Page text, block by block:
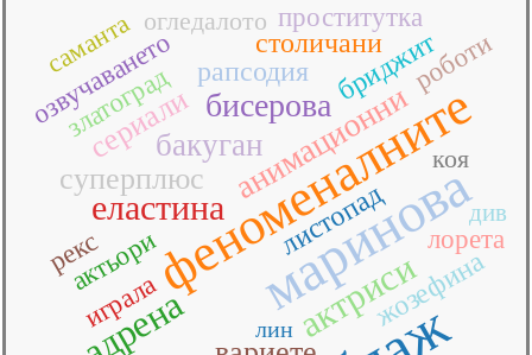
маринова
феноменалните
адрена актриси
еластина
анимационни
бисерова
бакуган
сериали
суперплюс
бриджит
жозефина
листопад
рапсодия
столичани
актьори
златоград
играла
лорета
озвучаването
проститутка
рекс
роботи
коя
огледалото
саманта
див
лин